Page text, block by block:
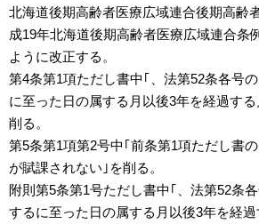
北海道後期高齢者医療広域連合後期高齢
成19年北海道後期高齢者医療広域連合条
ように改正する。
第4条第1項ただし書中｢、法第52条各号
に至った日の属する月以後3年を経過す
削る。
第5条第1項第2号中｢前条第1項ただし書
が賦課されない｣を削る。
附則第5条第1号ただし書中｢、法第52条
するに至った日の属する月以後3年を経